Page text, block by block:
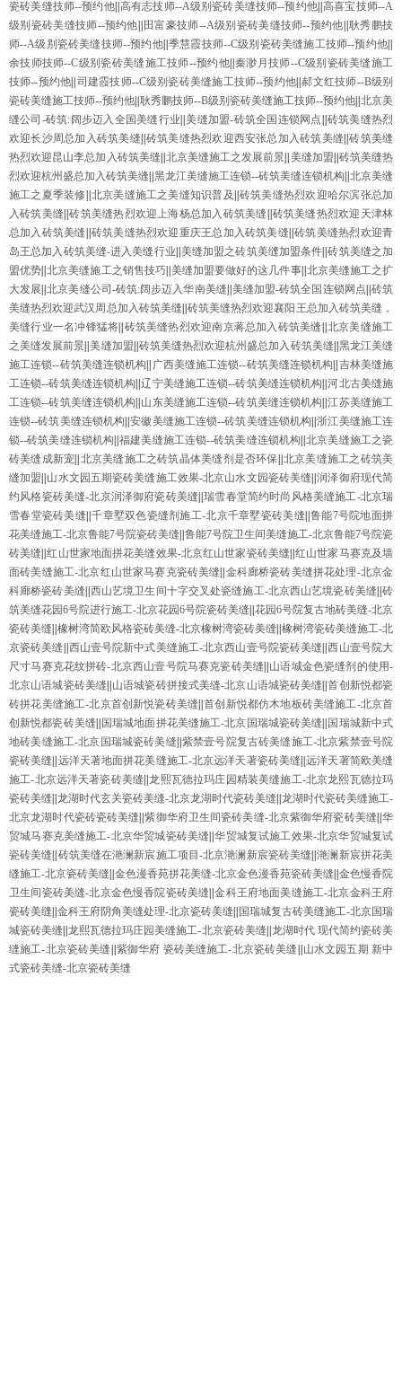
瓷砖美缝技师--预约他|| 高有志技师--A级别瓷砖美缝技师--预约他|| 高喜宝技师--A
级别瓷砖美缝技师--预约他
田富豪技师--A级别瓷砖美缝技师--预约他 耿秀鹏技
师--A级别瓷砖美缝技师--预约他|| 季慧霞技师--C级别瓷砖美缝施工技师--预约他
余技师技师--C级别瓷砖美缝施工技师--预约他|| 秦渺月技师--C级别瓷砖美缝施工
技师--预约他 司建霞技师--C级别瓷砖美缝施工技师--预约他 ||郝文红技师--B级别
瓷砖美缝施工技师--预约他 耿秀鹏技师--B级别瓷砖美缝施工技师--预约他 北京美
缝公司-砖筑:阔步迈入全国美缝行业 ||美缝加盟-砖筑全国连锁网点 砖筑美缝热烈
欢迎长沙周总加入砖筑美缝 砖筑美缝热烈欢迎西安张总加入砖筑美缝 ||砖筑美缝
热烈欢迎昆山李总加入砖筑美缝 北京美缝施工之发展前景 美缝加盟 砖筑美缝热
烈欢迎杭州盛总加入砖筑美缝 黑龙江美缝施工连锁--砖筑美缝连锁机构 北京美缝
施工之夏季装修 北京美缝施工之美缝知识普及 砖筑美缝热烈欢迎哈尔滨张总加
入砖筑美缝 ||砖筑美缝热烈欢迎上海杨总加入砖筑美缝 砖筑美缝热烈欢迎天津林
总加入砖筑美缝 砖筑美缝热烈欢迎重庆王总加入砖筑美缝 砖筑美缝热烈欢迎青
岛王总加入砖筑美缝-进入美缝行业 美缝加盟之砖筑美缝加盟条件 ||砖筑美缝之加
盟优势 ||北京美缝施工之销售技巧|| 美缝加盟要做好的这几件事|| 北京美缝施工之扩
大发展 ||北京美缝公司-砖筑:阔步迈入华南美缝 美缝加盟-砖筑全国连锁网点 砖筑
美缝热烈欢迎武汉周总加入砖筑美缝 砖筑美缝热烈欢迎襄阳王总加入砖筑美缝，
美缝行业一名冲锋猛将 砖筑美缝热烈欢迎南京蒋总加入砖筑美缝 北京美缝施工
之美缝发展前景 ||美缝加盟 砖筑美缝热烈欢迎杭州盛总加入砖筑美缝 黑龙江美缝
施工连锁--砖筑美缝连锁机构
广西美缝施工连锁--砖筑美缝连锁机构 吉林美缝施
工连锁--砖筑美缝连锁机构 ||辽宁美缝施工连锁--砖筑美缝连锁机构 ||河北古美缝施
工连锁--砖筑美缝连锁机构 山东美缝施工连锁--砖筑美缝连锁机构 ||江苏美缝施工
连锁--砖筑美缝连锁机构 ||安徽美缝施工连锁--砖筑美缝连锁机构 ||浙江美缝施工连
锁--砖筑美缝连锁机构 ||福建美缝施工连锁--砖筑美缝连锁机构 ||北京美缝施工之瓷
砖美缝成新宠 北京美缝施工之砖筑晶体美缝剂是否环保 北京美缝施工之砖筑美
缝加盟 山水文园五期瓷砖美缝施工效果-北京山水文园瓷砖美缝 ||润泽御府现代简
约风格瓷砖美缝-北京润泽御府瓷砖美缝 瑞雪春堂简约时尚风格美缝施工-北京瑞
雪春堂瓷砖美缝 千章墅双色瓷缝剂施工-北京千章墅瓷砖美缝 鲁能7号院地面拼
花美缝施工-北京鲁能7号院瓷砖美缝 鲁能7号院卫生间美缝施工-北京鲁能7号院瓷
砖美缝 ||红山世家地面拼花美缝效果-北京红山世家瓷砖美缝 ||红山世家马赛克及墙
面砖美缝施工-北京红山世家马赛克瓷砖美缝 金科廊桥瓷砖美缝拼花处理-北京金
科廊桥瓷砖美缝 西山艺境卫生间十字交叉处瓷缝施工-北京西山艺境瓷砖美缝 砖
筑美缝花园6号院进行施工-北京花园6号院瓷砖美缝 花园6号院复古地砖美缝-北京
瓷砖美缝 橡树湾简欧风格瓷砖美缝-北京橡树湾瓷砖美缝 橡树湾瓷砖美缝施工-北
京瓷砖美缝 西山壹号院新中式美缝施工-北京西山壹号院瓷砖美缝 ||西山壹号院大
尺寸马赛克花纹拼砖-北京西山壹号院马赛克瓷砖美缝 山语城金色瓷缝剂的使用-
北京山语城瓷砖美缝 山语城瓷砖拼接式美缝-北京山语城瓷砖美缝 ||首创新悦都瓷
砖拼花美缝施工-北京首创新悦瓷砖美缝 首创新悦都仿木地板砖美缝施工-北京首
创新悦都瓷砖美缝
国瑞城地面拼花美缝施工-北京国瑞城瓷砖美缝
国瑞城新中式
地砖美缝施工-北京国瑞城瓷砖美缝 紫禁壹号院复古砖美缝施工-北京紫禁壹号院
瓷砖美缝 远洋天著地面拼花美缝施工-北京远洋天著瓷砖美缝 ||远洋天著简欧美缝
施工-北京远洋天著瓷砖美缝 ||龙熙瓦德拉玛庄园精装美缝施工-北京龙熙瓦德拉玛
瓷砖美缝 龙湖时代玄关瓷砖美缝-北京龙湖时代瓷砖美缝 龙湖时代瓷砖美缝施工-
北京龙湖时代瓷砖瓷砖美缝 ||紫御华府卫生间瓷砖美缝-北京紫御华府瓷砖美缝 华
贸城马赛克美缝施工-北京华贸城瓷砖美缝 ||华贸城复试施工效果-北京华贸城复试
瓷砖美缝 砖筑美缝在滟澜新宸施工项目-北京滟澜新宸瓷砖美缝 ||滟澜新宸拼花美
缝施工-北京瓷砖美缝 金色漫香苑拼花美缝-北京金色漫香苑瓷砖美缝 金色慢香院
卫生间瓷砖美缝-北京金色慢香院瓷砖美缝 ||金科王府地面美缝施工-北京金科王府
瓷砖美缝 金科王府阴角美缝处理-北京瓷砖美缝
国瑞城复古砖美缝施工-北京国瑞
城瓷砖美缝 ||龙熙瓦德拉玛庄园美缝施工-北京瓷砖美缝 龙湖时代 现代简约瓷砖美
缝施工-北京瓷砖美缝 紫御华府 瓷砖美缝施工-北京瓷砖美缝
山水文园五期 新中
式瓷砖美缝-北京瓷砖美缝